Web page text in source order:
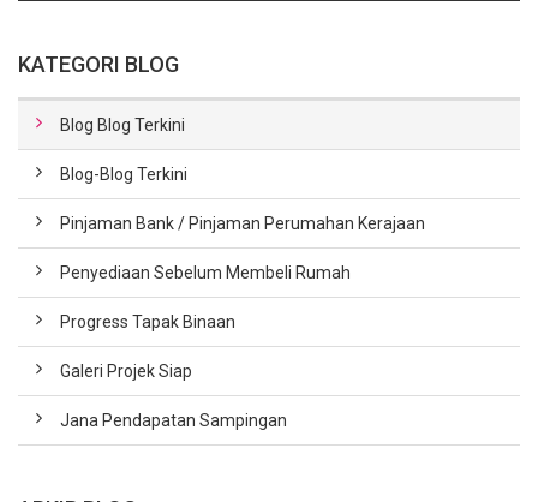
KATEGORI BLOG
Blog Blog Terkini
Blog-Blog Terkini
Pinjaman Bank / Pinjaman Perumahan Kerajaan
Penyediaan Sebelum Membeli Rumah
Progress Tapak Binaan
Galeri Projek Siap
Jana Pendapatan Sampingan